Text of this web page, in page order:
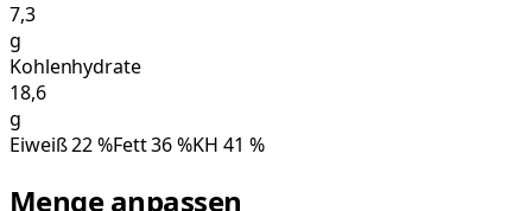
7,3
g
Kohlenhydrate
18,6
g
Eiweiß22%Fett36%KH 41 %
Menge anpassen